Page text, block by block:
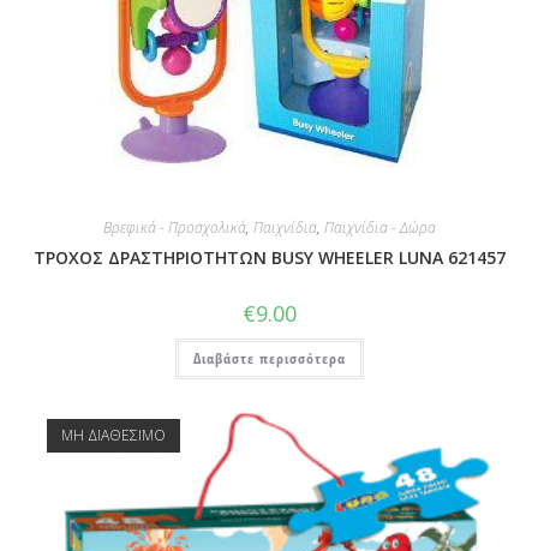
Βρεφικά - Προσχολικά, Παιχνίδια, Παιχνίδια - Δώρα
ΤΡΟΧΟΣ ΔΡΑΣΤΗΡΙΟΤΗΤΩΝ BUSY WHEELER LUNA 621457
€9.00
Διαβάστε περισσότερα
ΜΗ ΔΙΑΘΕΣΙΜΟ